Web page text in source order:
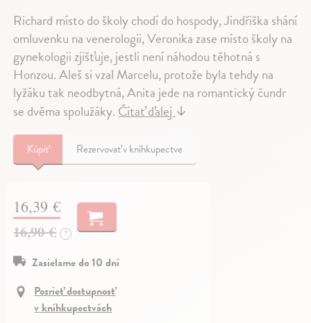
Richard místo do školy chodí do hospody, Jindřiška shání
omluvenku na venerologii, Veronika zase místo školy na
gynekologii zjišťuje, jestli není náhodou těhotná s
Honzou. Aleš si vzal Marcelu, protože byla tehdy na
lyžáku tak neodbytná, Anita jede na romantický čundr
se dvěma spolužáky.Čítať ďalej↓
Kúpiť Rezervovať v kníhkupectve
16,39 €
16,90 €
?
Zasielame do 10 dní
Pozrieť dostupnosť
v kníhkupectvách